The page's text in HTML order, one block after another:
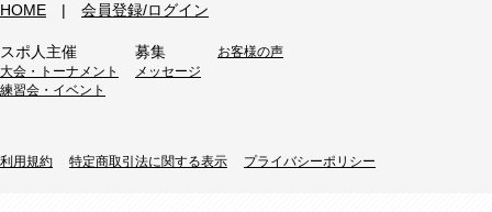
HOME | 会員登録/ログイン
スポ人主催
大会・トーナメント
練習会・イベント
募集
メッセージ
お客様の声
利用規約 特定商取引法に関する表示 プライバシーポリシー